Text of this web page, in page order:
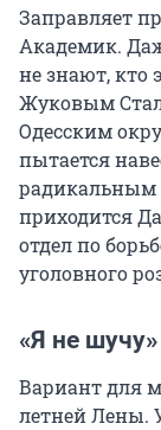
Заправляет
Академик.
не знают, кто
Жуковым
Одесским
пытается
радикальным
приходится
отдел по
уголовного
«Я не
Вариант для
летней Лены.